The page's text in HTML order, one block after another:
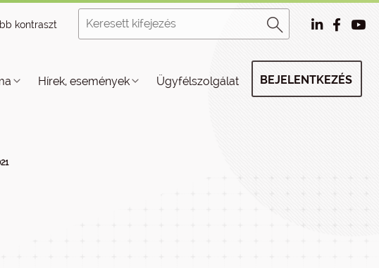
kontraszt
Hírek, események Ügyfélszolgálat BEJELENTKEZÉS